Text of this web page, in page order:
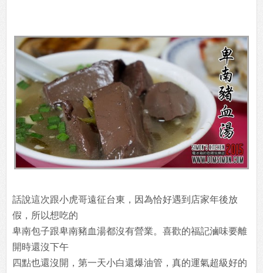
話說這次跟小虎哥遠征台東，因為恰好遇到店家年後放
假，所以想吃的
卑南包子跟卑南豬血湯都沒有營業。喜歡的福記滷味要離
開時還沒下午
四點也還沒開，第一天小白還爆油管，真的運氣超級好的